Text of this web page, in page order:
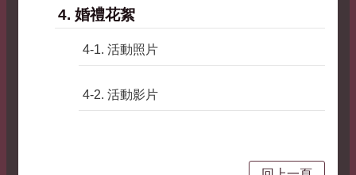
4. 婚禮花絮
4-1. 活動照片
4-2. 活動影片